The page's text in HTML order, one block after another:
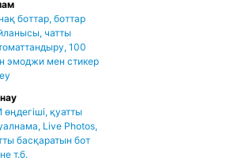
боттар, боттар
чатты
100
эмоджи мен стикер
қуатты
Live Photos,
басқаратын бот
т.б.